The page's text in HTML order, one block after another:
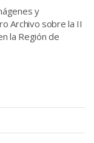
y
Archivo sobre la II
la Región de